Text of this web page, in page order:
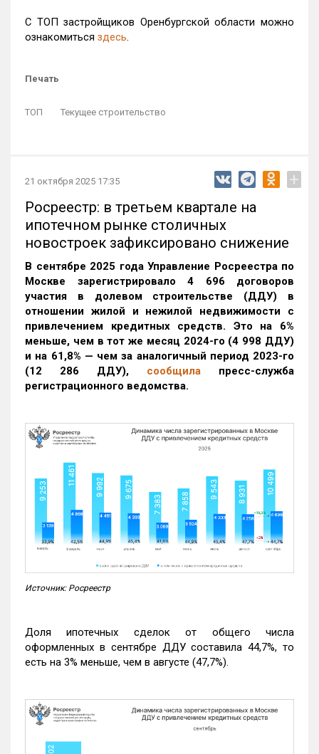
С ТОП застройщиков Оренбургской области можно
ознакомиться здесь.
Печать
ТОП Текущее строительство
21 октября 2025 17:35 +
Росреестр: в третьем квартале на
ипотечном рынке столичных
новостроек зафиксировано снижение
В сентябре 2025 года Управление Росреестра по
Москве зарегистрировало 4 696 договоров
участия в долевом строительстве (ДДУ) в
отношении жилой и нежилой недвижимости с
привлечением кредитных средств. Это на 6%
меньше, чем в тот же месяц 2024-го (4 998 ДДУ)
и на 61,8% — чем за аналогичный период 2023-го
(12 286 ДДУ), сообщила пресс-служба
регистрационного ведомства.
Источник: Росреестр
Доля ипотечных сделок от общего числа
оформленных в сентябре ДДУ составила 44,7%, то
есть на 3% меньше, чем в августе (47,7%).